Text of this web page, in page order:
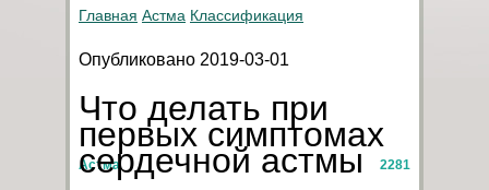
Главная Астма Классификация
Опубликовано 2019-03-01
Что делать при
первых симптомах
сердечной астмы
Астма 2281